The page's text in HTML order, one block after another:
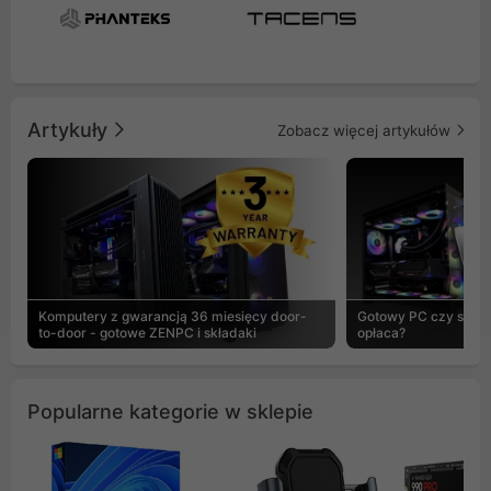
Artykuły Zobacz więcej artykułów
Komputery z gwarancją 36 miesięcy door-
to-door - gotowe ZENPC i składaki
Gotowy PC czy
opłaca?
Popularne kategorie w sklepie